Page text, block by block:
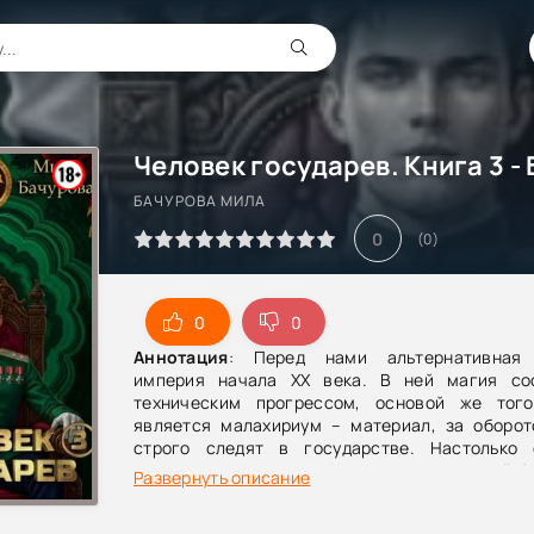
БАЧУРОВА МИЛА
0 (0)
0
0
Аннотация: Перед нами альтернативная
империя начала XX века. В ней магия
техническим прогрессом, основой же
является малахириум – материал, за
строго следят в государстве. Настолько
существует отдельная Коллегия магической
расследующая преступления в этой сфере.
Развернуть описание